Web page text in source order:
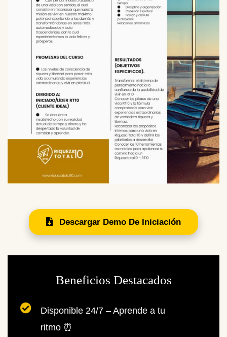
Descargar Demo De Iniciación
Beneficios Destacados
Disponible 24/7 – Aprende a tu
ritmo ⏰